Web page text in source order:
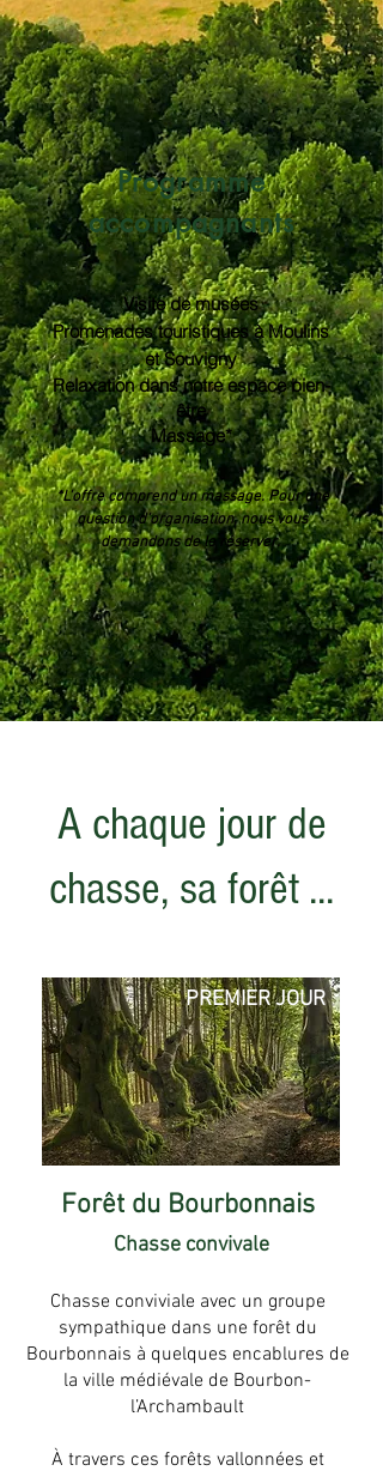
Programme
accompagnants
Visite de musées
Promenades touristiques à Moulins
et Souvigny
Relaxation dans notre espace bien-
être
Massage*
*L'offre comprend un massage. Pour une
question d'organisation, nous vous
demandons de le réserver.
A chaque jour de
chasse, sa forêt ...
PREMIER JOUR
Forêt du Bourbonnais
Chasse convivale
Chasse conviviale avec un groupe
sympathique dans une forêt du
Bourbonnais à quelques encablures de
la ville médiévale de Bourbon-
l’Archambault
À travers ces forêts vallonnées et